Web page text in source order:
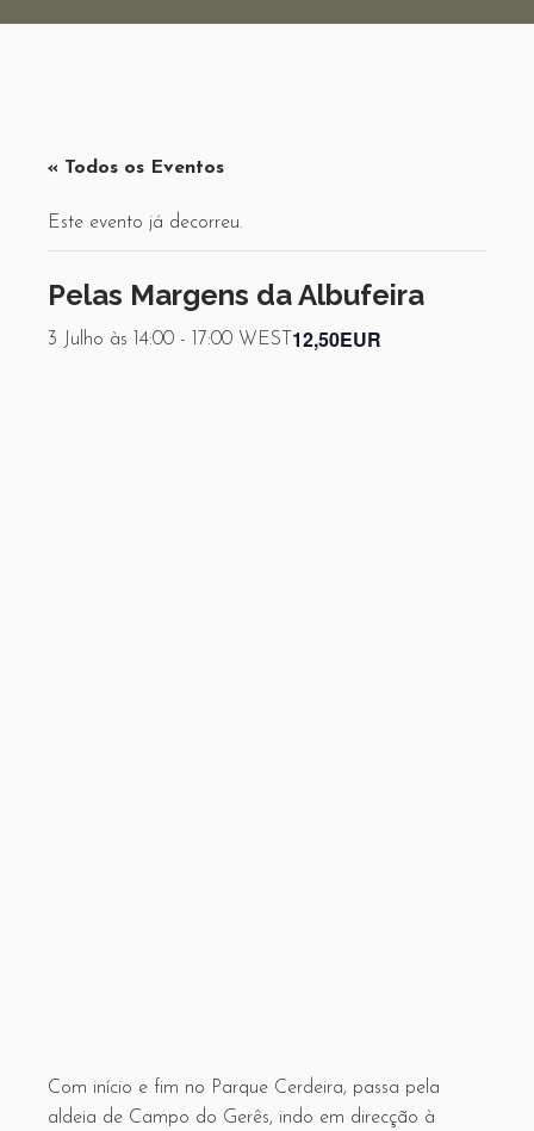
« Todos os Eventos
Este evento já decorreu.
Pelas Margens da Albufeira
3 Julho às 14:00 - 17:00 WEST 12,50EUR
Com início e fim no Parque Cerdeira, passa pela
aldeia de Campo do Gerês, indo em direcção à